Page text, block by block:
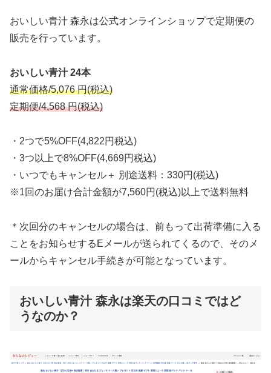
おいしい青汁 森永は公式オンラインショップで定期便の
販売を行っています。
おいしい青汁 24本
通常価格/5,076 円(税込)
定期便/4,568 円(税込)
・2つで5%OFF(4,822円税込)
・3つ以上で8%OFF(4,669円税込)
・いつでもキャンセル＋ 別途送料：330円(税込)
※1回のお届け合計金額が7,560円(税込)以上で送料無料
＊次回分のキャンセルの場合は、前もって出荷準備に入る
ことをお知らせするEメールが送られてくるので、そのメ
ールからキャンセル手続きが可能となっています。
おいしい青汁 森永は楽天の口コミではど
うなのか？